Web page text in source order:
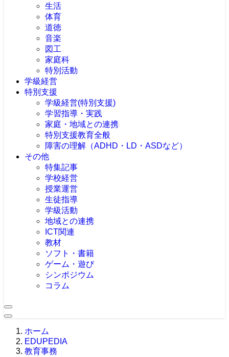
生活
体育
道徳
音楽
図工
家庭科
特別活動
学級経営
特別支援
学級経営(特別支援)
学習指導・実践
家庭・地域との連携
特別支援教育全般
障害の理解（ADHD・LD・ASDなど）
その他
特集記事
学校経営
授業運営
生徒指導
学級活動
地域との連携
ICT関連
教材
ソフト・書籍
ゲーム・遊び
シンポジウム
コラム
ホーム
EDUPEDIA
教育事務